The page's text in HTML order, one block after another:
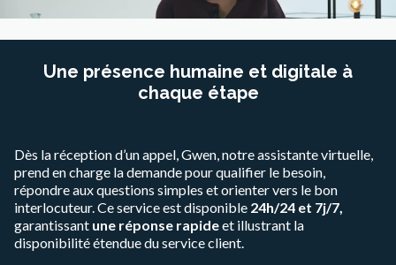
Une présence humaine et digitale à
chaque étape
Dès la réception d’un appel, Gwen, notre assistante virtuelle,
prend en charge la demande pour qualifier le besoin,
répondre aux questions simples et orienter vers le bon
interlocuteur. Ce service est disponible 24h/24 et 7j/7,
garantissant une réponse rapideet illustrant la
disponibilité étendue du service client.